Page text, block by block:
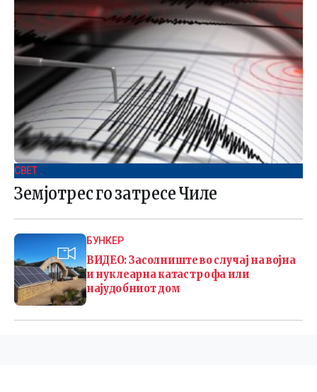
СВЕТ .
Земјотрес го затресе Чиле
БУНКЕР
ВИДЕО: Засолниште во случај на војна
и нуклеарна катастрофа или
најудобниот дом